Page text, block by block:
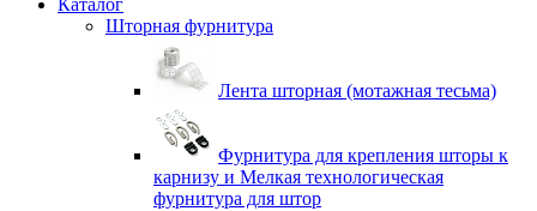
Каталог
Шторная фурнитура
Лента шторная (мотажная тесьма)
Фурнитура для крепления шторы к
карнизу и Мелкая технологическая
фурнитура для штор